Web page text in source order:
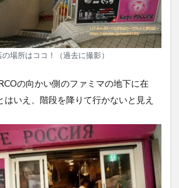
の場所はココ！（過去に撮影）
の向かい側のファミマの地下に在
はいえ、階段を降りて行かないと見え